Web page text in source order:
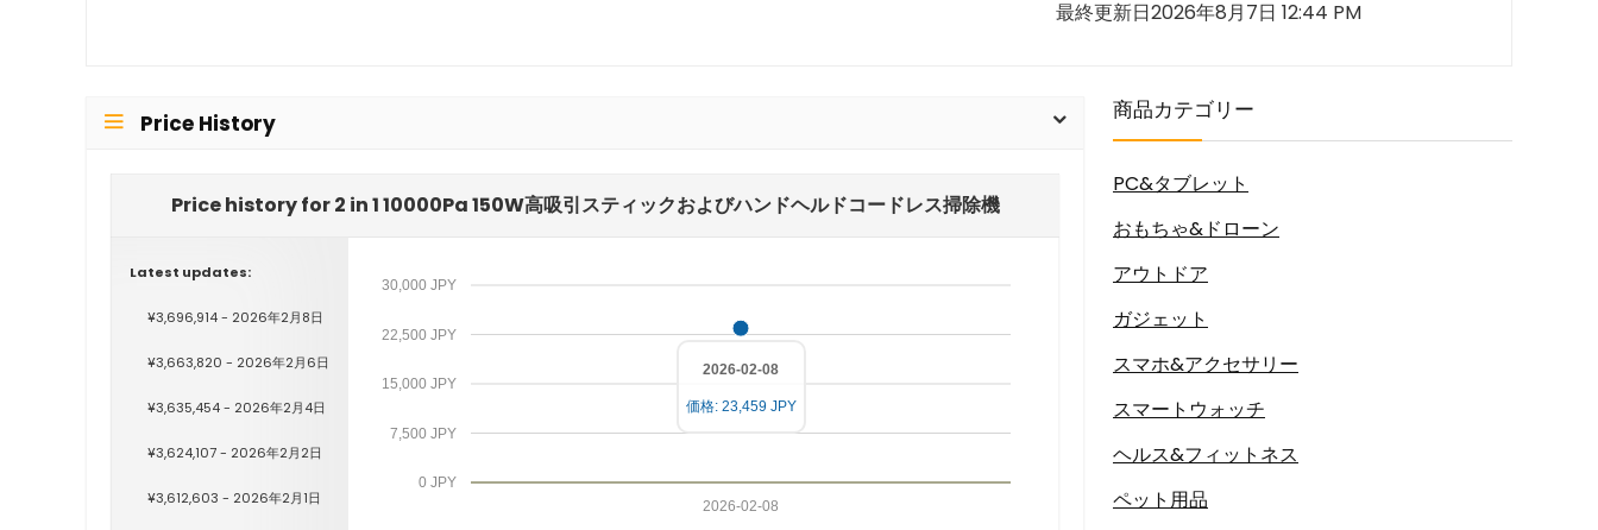
最終更新日2026年8月7日 12:44 PM
Price History
Price history for 2 in 1 10000Pa 150W高吸引スティックおよびハンドヘルドコードレス掃除機
Latest updates:
¥3,696,914 - 2026年2月8日
¥3,663,820 - 2026年2月6日
¥3,635,454 - 2026年2月4日
¥3,624,107 - 2026年2月2日
¥3,612,603 - 2026年2月1日
0 JPY
7,500 JPY
15,000 JPY
22,500 JPY
30,000 JPY
2026-02-08
2026-02-08
価格: 23,459 JPY
商品カテゴリー
PC&タブレット
おもちゃ&ドローン
アウトドア
ガジェット
スマホ&アクセサリー
スマートウォッチ
ヘルス&フィットネス
ペット用品